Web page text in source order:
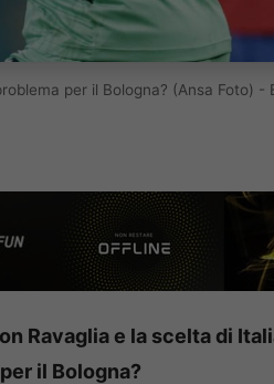
per il Bologna? (Ansa Foto) -
Ravaglia e la scelta di
il Bologna?